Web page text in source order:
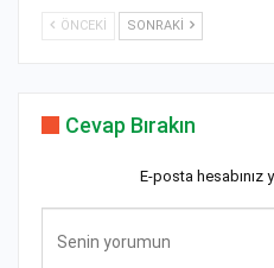
ÖNCEKI SONRAKI
Cevap Bırakın
E-posta hesabınız